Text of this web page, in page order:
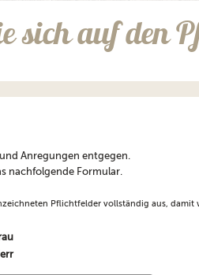
sich auf den
Anregungen entgegen.
nachfolgende Formular.
Pflichtfelder vollständig aus, damit